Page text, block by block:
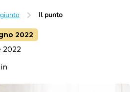
Il punto
2022
2022